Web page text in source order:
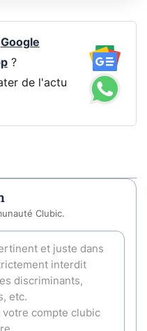
Google
?
de l'actu
Clubic.